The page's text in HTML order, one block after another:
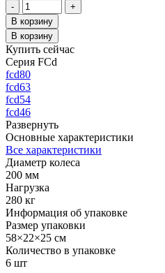
-
+
В корзину
В корзину
Купить сейчас
Серия FCd
fcd80
fcd63
fcd54
fcd46
Развернуть
Основные характеристики
Все характеристики
Диаметр колеса
200 мм
Нагрузка
280 кг
Информация об упаковке
Размер упаковки
58×22×25 см
Количество в упаковке
6 шт